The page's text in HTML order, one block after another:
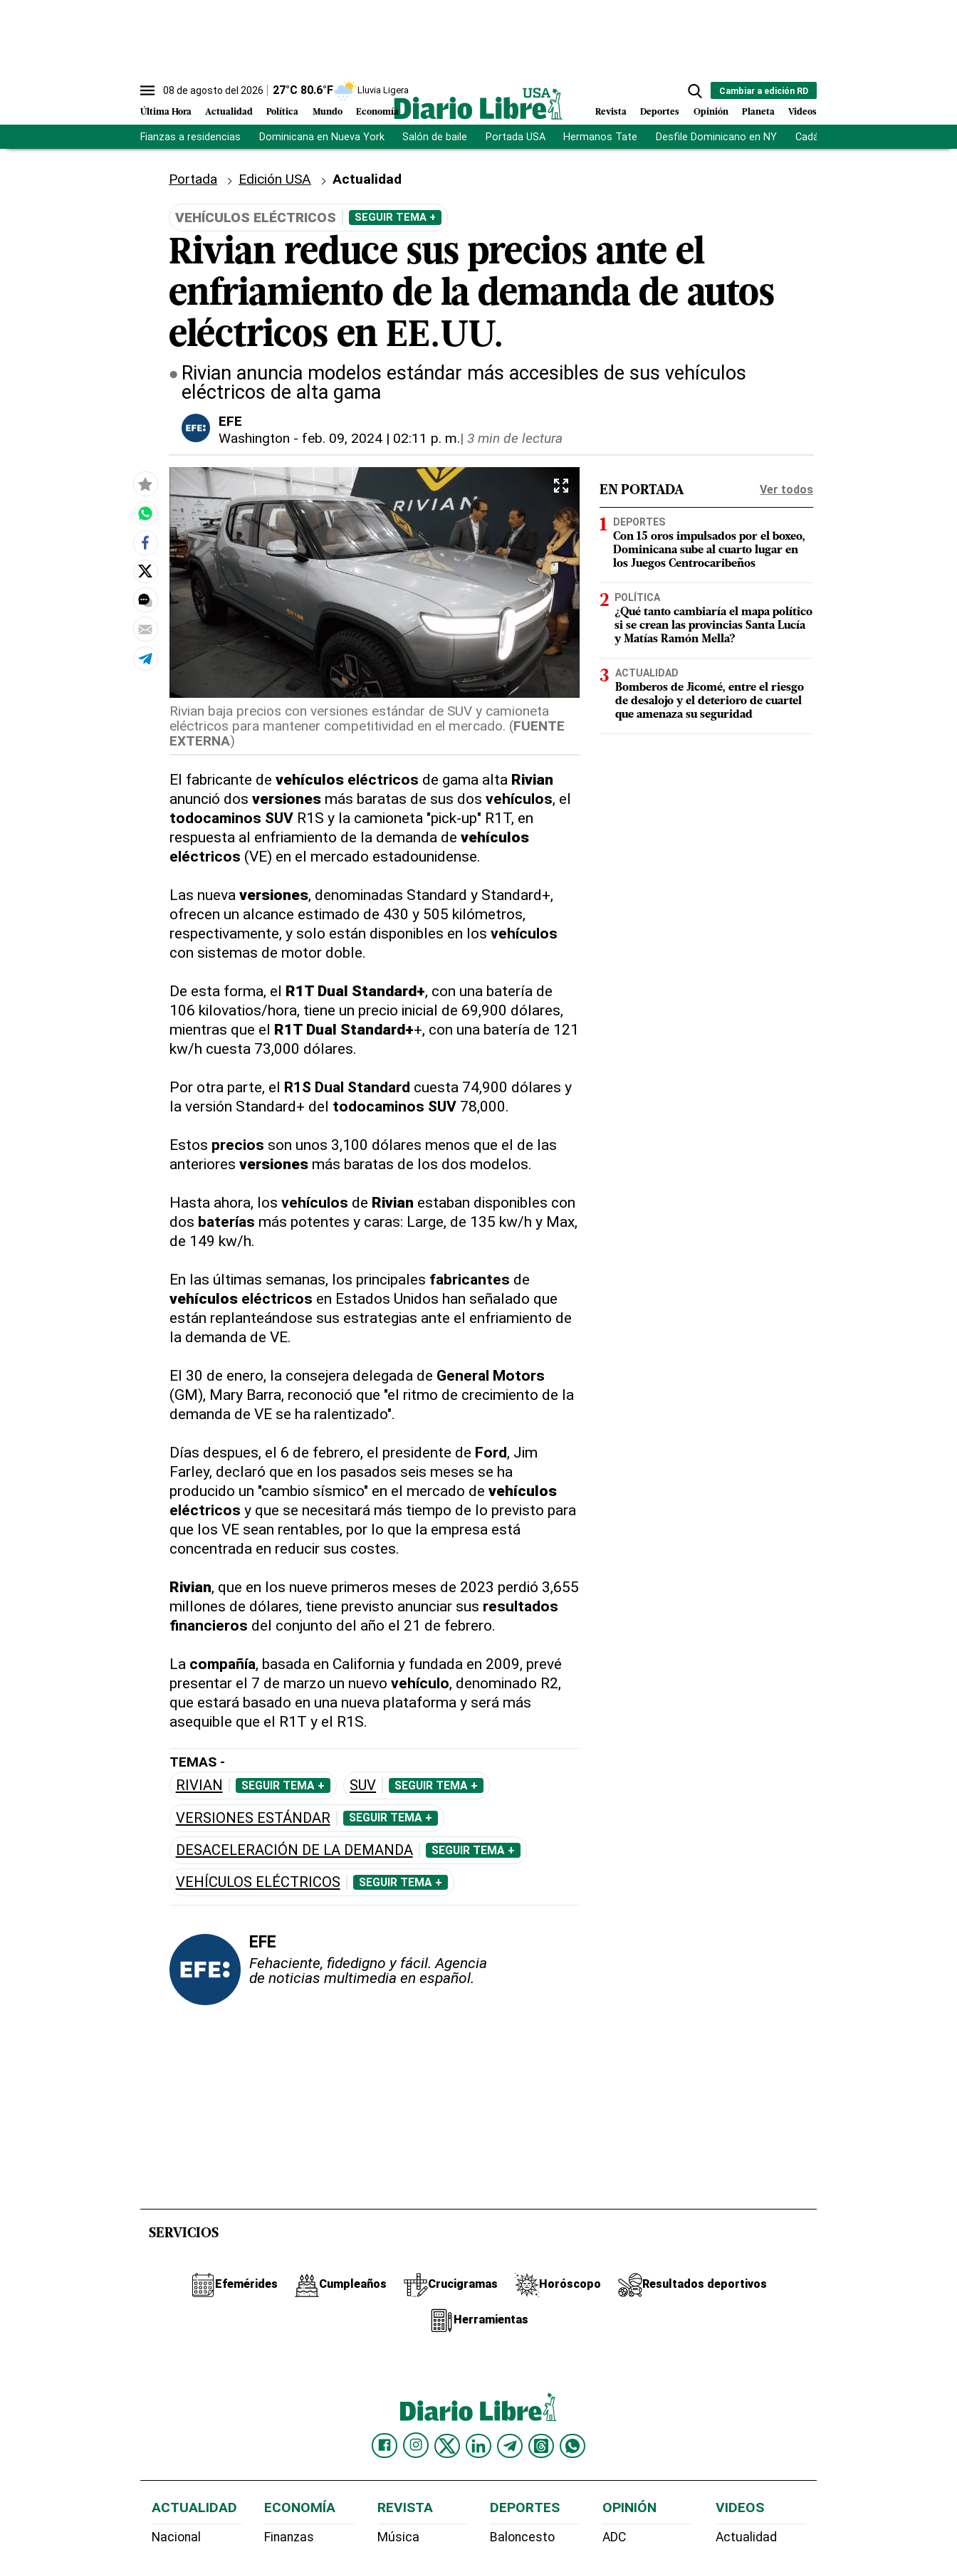
08 de agosto del 2026 27°C 80.6°F Lluvia Ligera
Última Hora Actualidad Política Mundo Economía
Cambiar a edición RD
Revista Deportes Opinión Planeta Videos
Fianzas a residencias Dominicana en Nueva York Salón de baile Portada USA Hermanos Tate Desfile Dominicano en NY Cadáveres en Chicago
Portada Edición USA Actualidad
VEHÍCULOS ELÉCTRICOS SEGUIR TEMA +
Rivian reduce sus precios ante el
enfriamiento de la demanda de autos
eléctricos en EE.UU.
Rivian anuncia modelos estándar más accesibles de sus vehículos
eléctricos de alta gama
EFE
Washington - feb. 09, 2024 | 02:11 p. m.| 3 min de lectura
Rivian baja precios con versiones estándar de SUV y camioneta
eléctricos para mantener competitividad en el mercado. (FUENTE
EXTERNA)
El fabricante de vehículoseléctricos de gama alta Rivian
anunció dos versionesmás baratas de sus dos vehículos, el
todocaminos SUVR1S y la camioneta "pick-up" R1T, en
respuesta al enfriamiento de la demanda de vehículos
eléctricos (VE) en el mercado estadounidense.
Las nueva versiones, denominadas Standard y Standard+,
ofrecen un alcance estimado de 430 y 505 kilómetros,
respectivamente, y solo están disponibles en los vehículos
con sistemas de motor doble.
De esta forma, el R1T Dual Standard+, con una batería de
106 kilovatios/hora, tiene un precio inicial de 69,900 dólares,
mientras que el R1T Dual Standard++, con una batería de 121
kw/h cuesta 73,000 dólares.
Por otra parte, el R1S Dual Standard cuesta 74,900 dólares y
la versión Standard+ del todocaminos SUV78,000.
Estos precios son unos 3,100 dólares menos que el de las
anteriores versionesmás baratas de los dos modelos.
Hasta ahora, los vehículos de Rivian estaban disponibles con
dos baterías más potentes y caras: Large, de 135 kw/h y Max,
de 149 kw/h.
En las últimas semanas, los principales fabricantes de
vehículoseléctricos en Estados Unidos han señalado que
están replanteándose sus estrategias ante el enfriamiento de
la demanda de VE.
El 30 de enero, la consejera delegada de General Motors
(GM), Mary Barra, reconoció que "el ritmo de crecimiento de la
demanda de VE se ha ralentizado".
Días despues, el 6 de febrero, el presidente de Ford, Jim
Farley, declaró que en los pasados seis meses se ha
producido un "cambio sísmico" en el mercado de vehículos
eléctricos y que se necesitará más tiempo de lo previsto para
que los VE sean rentables, por lo que la empresa está
concentrada en reducir sus costes.
Rivian, que en los nueve primeros meses de 2023 perdió 3,655
millones de dólares, tiene previsto anunciar sus resultados
financieros del conjunto del año el 21 de febrero.
La compañía, basada en California y fundada en 2009, prevé
presentar el 7 de marzo un nuevo vehículo, denominado R2,
que estará basado en una nueva plataforma y será más
asequible que el R1T y el R1S.
TEMAS -
RIVIAN SEGUIR TEMA + SUV SEGUIR TEMA +
VERSIONES ESTÁNDAR SEGUIR TEMA +
DESACELERACIÓN DE LA DEMANDA SEGUIR TEMA +
VEHÍCULOS ELÉCTRICOS SEGUIR TEMA +
EFE
Fehaciente, fidedigno y fácil. Agencia
de noticias multimedia en español.
EN PORTADA Ver todos
DEPORTES
Con 15 oros impulsados por el boxeo,
Dominicana sube al cuarto lugar en
los Juegos Centrocaribeños
POLÍTICA
¿Qué tanto cambiaría el mapa político
si se crean las provincias Santa Lucía
y Matías Ramón Mella?
ACTUALIDAD
Bomberos de Jicomé, entre el riesgo
de desalojo y el deterioro de cuartel
que amenaza su seguridad
SERVICIOS
Efemérides Cumpleaños Crucigramas Horóscopo Resultados deportivos
Herramientas
ACTUALIDAD
Nacional
ECONOMÍA
Finanzas
REVISTA
Música
DEPORTES
Baloncesto
OPINIÓN
ADC
VIDEOS
Actualidad